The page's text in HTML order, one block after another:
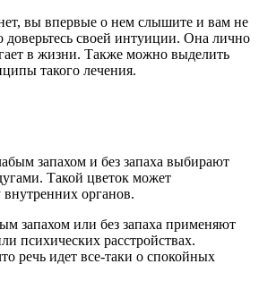
вы впервые о нем слышите и вам не
доверьтесь своей интуиции. Она лично
в жизни. Также можно выделить
такого лечения.
запахом и без запаха выбирают
Такой цветок может
внутренних органов.
запахом или без запаха применяют
психических расстройствах.
речь идет все-таки о спокойных